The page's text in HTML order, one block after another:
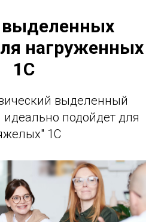
нагруженных
1С
выделенный
идеально подойдет для
1С